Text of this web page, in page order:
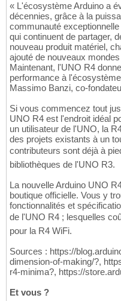
« L'écosystème Arduino a
décennies, grâce à la
communauté
qui continuent de partager,
nouveau produit matériel,
ajouté de nouveaux
Maintenant, l'UNO R4
performance à
Massimo Banzi, co-
Si vous commencez tout
UNO R4 est l'endroit idéal
un utilisateur de l'UNO, la
des projets existants à un
contributeurs sont déjà à
bibliothèques de l'UNO R3.
La nouvelle Arduino UNO
boutique officielle. Vous y
fonctionnalités et
de l'UNO R4 ; lesquelles
pour la R4 WiFi.
Sources : https://
dimension-of-making/?,
r4-minima?, https://
Et vous ?